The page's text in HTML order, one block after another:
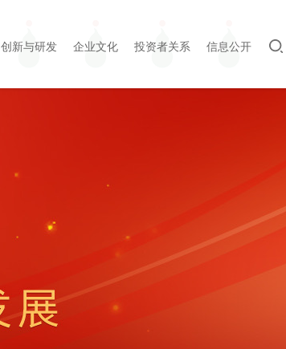
创新与研发 企业文化 投资者关系 信息公开